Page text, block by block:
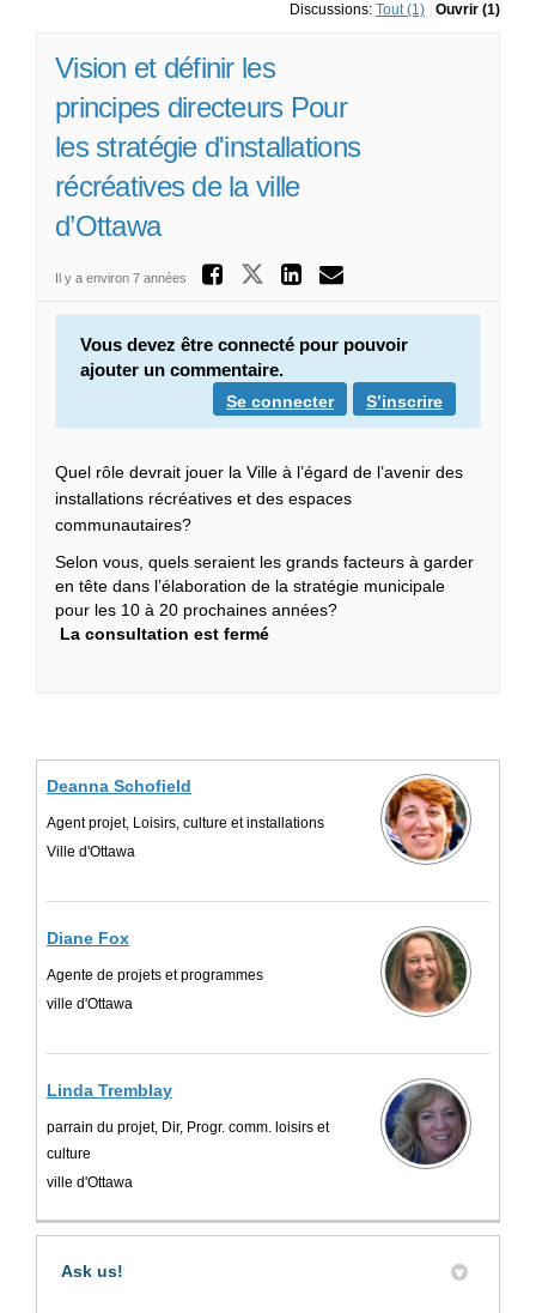
Discussions: Tout (1) Ouvrir (1)
Vision et définir les
principes directeurs Pour
les stratégie d'installations
récréatives de la ville
d’Ottawa
Il y a environ 7 années Partager Vision et
Partager Vision
Partager
Courriel
Vous devez être connecté pour pouvoir
ajouter un commentaire.
S’inscrire
Se connecter
Quel rôle devrait jouer la Ville à l’égard de l’avenir des
installations récréatives et des espaces
communautaires?
Selon vous, quels seraient les grands facteurs à garder
en tête dans l’élaboration de la stratégie municipale
pour les 10 à 20 prochaines années?
La consultation est fermé
Deanna Schofield
Agent projet, Loisirs, culture et installations
Ville d'Ottawa
Diane Fox
Agente de projets et programmes
ville d'Ottawa
Linda Tremblay
parrain du projet, Dir, Progr. comm. loisirs et
culture
ville d'Ottawa
Ask us!